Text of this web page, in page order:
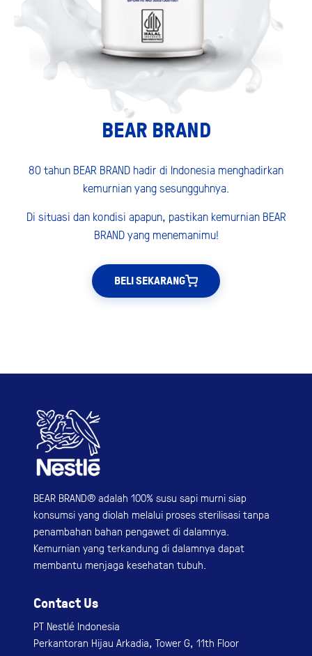
BEAR BRAND
80 tahun BEAR BRAND hadir di Indonesia menghadirkan
kemurnian yang sesungguhnya.
Di situasi dan kondisi apapun, pastikan kemurnian BEAR
BRAND yang menemanimu!
BELI SEKARANG
BEAR BRAND® adalah 100% susu sapi murni siap
konsumsi yang diolah melalui proses sterilisasi tanpa
penambahan bahan pengawet di dalamnya.
Kemurnian yang terkandung di dalamnya dapat
membantu menjaga kesehatan tubuh.
Contact Us
PT Nestlé Indonesia
Perkantoran Hijau Arkadia, Tower G, 11th Floor